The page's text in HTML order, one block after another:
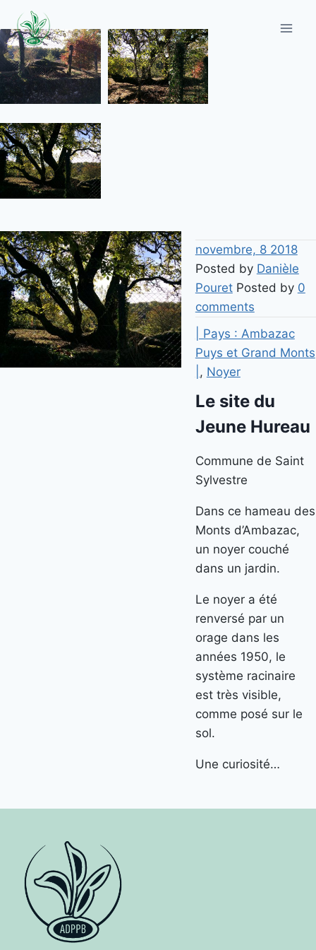
au
contenu
novembre, 8 2018
Posted by Danièle
PouretPosted by 0
comments
| Pays : Ambazac
Puys et Grand Monts
, Noyer
Le site du
Jeune Hureau
Commune de Saint
Sylvestre
Dans ce hameau des
Monts d’Ambazac,
un noyer couché
dans un jardin.
Le noyer a été
renversé par un
orage dans les
années 1950, le
système racinaire
est très visible,
comme posé sur le
sol.
Une curiosité…